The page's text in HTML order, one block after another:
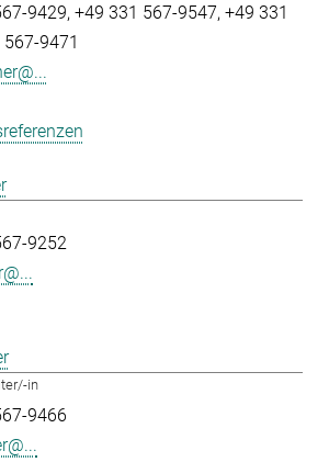
9429 +49 331 567-9547 +49 331
9471
9252
in
9466